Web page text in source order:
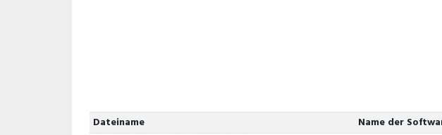
Dateiname Name der